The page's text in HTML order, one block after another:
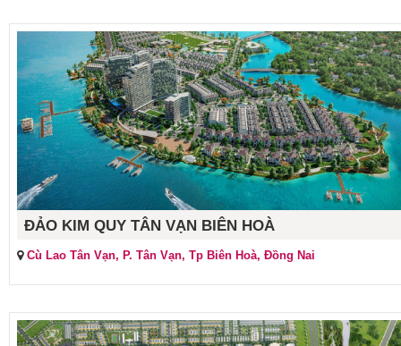
ĐẢO KIM QUY TÂN VẠN BIÊN HOÀ
Cù Lao Tân Vạn, P. Tân Vạn, Tp Biên Hoà, Đồng Nai